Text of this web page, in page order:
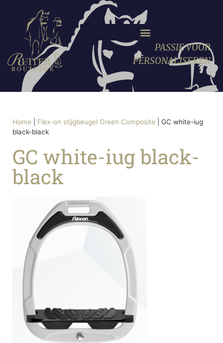
PASSIE VOOR
PERSONALISEREN
Home Flex-on stijgbeugel Green Composite
GC white-iug
black-black
GC white-iug black-
black